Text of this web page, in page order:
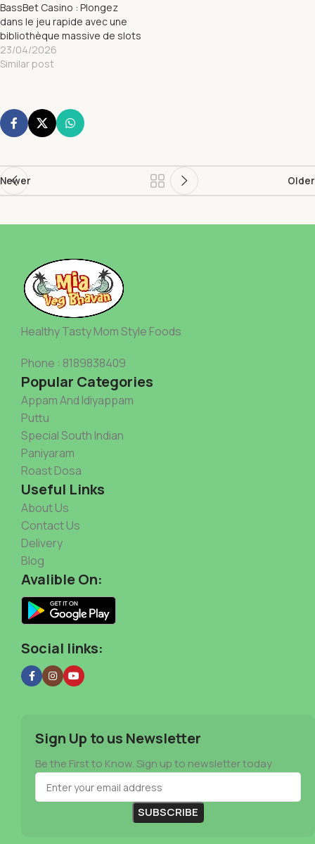
BassBet Casino : Plongez
dans le jeu rapide avec une
bibliothèque massive de slots
23/04/2026
Similar post
Newer Older
Healthy Tasty Mom Style Foods
Phone : 8189838409
Popular Categories
Appam And Idiyappam
Puttu
Special South Indian
Paniyaram
Roast Dosa
Useful Links
About Us
Contact Us
Delivery
Blog
Avalible On:
Social links:
Sign Up to us Newsletter
Be the First to Know. Sign up to newsletter today